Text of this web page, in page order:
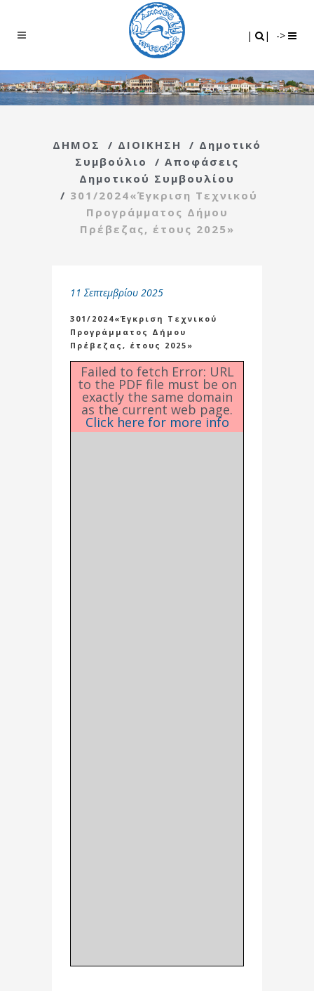
| | ->
ΔΗΜΟΣ / ΔΙΟΙΚΗΣΗ / Δημοτικό
Συμβούλιο
/ Αποφάσεις
Δημοτικού Συμβουλίου
/ 301/2024«Έγκριση Τεχνικού
Προγράμματος Δήμου
Πρέβεζας, έτους 2025»
11 Σεπτεμβρίου 2025
301/2024«Έγκριση Τεχνικού
Προγράμματος Δήμου
Πρέβεζας, έτους 2025»
Failed to fetch Error: URL
to the PDF file must be on
exactly the same domain
as the current web page.
Click here for more info